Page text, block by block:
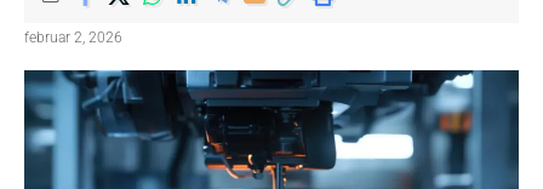
februar 2, 2026